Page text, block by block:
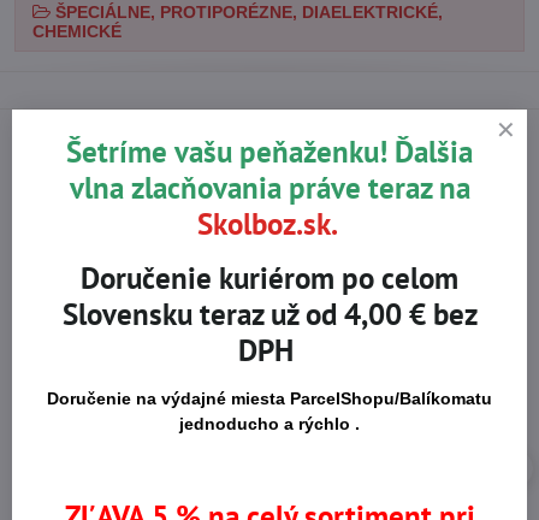
ŠPECIÁLNE, PROTIPORÉZNE, DIAELEKTRICKÉ,
CHEMICKÉ
Na trhu od r​. 2008 Certifikované výrobky
Skladom viac ako 36 tisíc
produktov
Výhodné ceny
Šetríme vašu peňaženku! Ďalšia
vlna zlacňovania práve teraz na
Skolboz.sk.
Doručenie kuriérom po celom
Slovensku teraz už od 4,00 € bez
DPH
Doručenie na výdajné miesta ParcelShopu/Balíkomatu
jednoducho a rýchlo .